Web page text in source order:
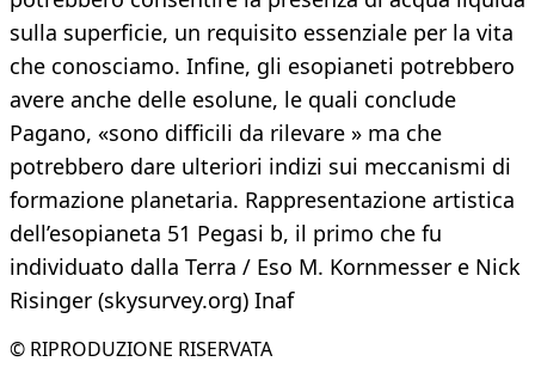
sulla superficie, un requisito essenziale per la vita
che conosciamo. Infine, gli esopianeti potrebbero
avere anche delle esolune, le quali conclude
Pagano, «sono difficili da rilevare » ma che
potrebbero dare ulteriori indizi sui meccanismi di
formazione planetaria. Rappresentazione artistica
dell’esopianeta 51 Pegasi b, il primo che fu
individuato dalla Terra / Eso M. Kornmesser e Nick
Risinger (skysurvey.org) Inaf
© RIPRODUZIONE RISERVATA